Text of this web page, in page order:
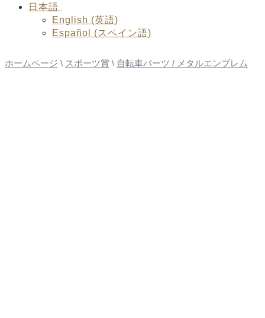
日本語
English (英語)
Español
(スペイン語)
ホームページ \ スポーツ賞 \ 自転車パーツ / メタルエンブレム